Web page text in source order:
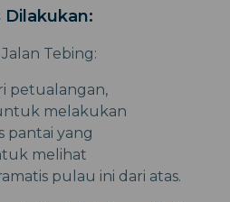
Tebing:
petualangan,
melakukan
pantai yang
melihat
pulau ini dari atas.